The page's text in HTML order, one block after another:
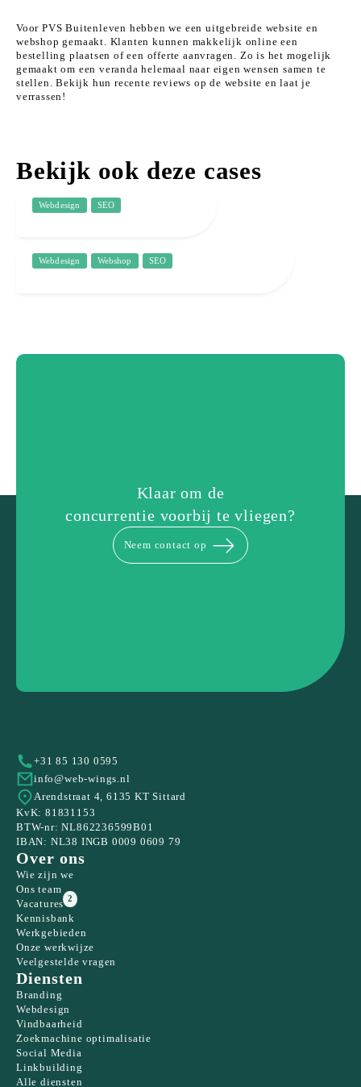
Voor PVS Buitenleven hebben we een uitgebreide website en
webshop gemaakt. Klanten kunnen makkelijk online een
bestelling plaatsen of een offerte aanvragen. Zo is het mogelijk
gemaakt om een veranda helemaal naar eigen wensen samen te
stellen. Bekijk hun recente reviews op de website en laat je
verrassen!
Bekijk ook deze cases
Webdesign SEO
locatie
Webdesign Webshop SEO
Klaar om de
concurrentie voorbij te vliegen?
Neem contact op
+31 85 130 0595
info@web-wings.nl
Arendstraat 4, 6135 KT Sittard
KvK: 81831153
BTW-nr: NL862236599B01
IBAN: NL38 INGB 0009 0609 79
Over ons
Wie zijn we
Ons team
Vacatures 2
Kennisbank
Werkgebieden
Onze werkwijze
Veelgestelde vragen
Diensten
Branding
Webdesign
Vindbaarheid
Zoekmachine optimalisatie
Social Media
Linkbuilding
Alle diensten